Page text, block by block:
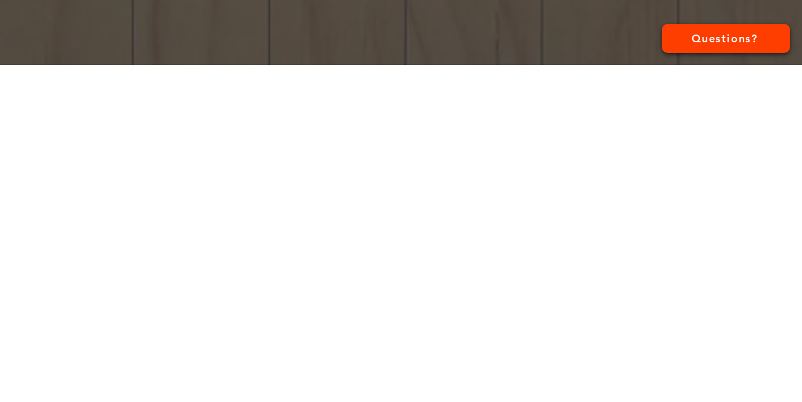
Questions?